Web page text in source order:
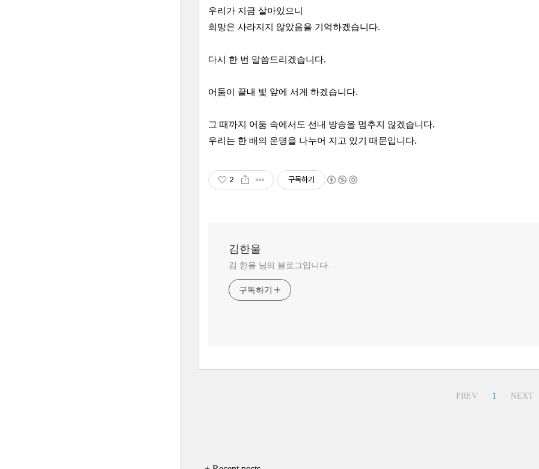
우리가 지금 살아있으니
희망은 사라지지 않았음을 기억하겠습니다.
다시 한 번 말씀드리겠습니다.
어둠이 끝내 빛 앞에 서게 하겠습니다.
그 때까지 어둠 속에서도 선내 방송을 멈추지 않겠습니다.
우리는 한 배의 운명을 나누어 지고 있기 때문입니다.
2 구독하기
김한울
김 한울 님의 블로그입니다.
구독하기
PREV 1 NEXT